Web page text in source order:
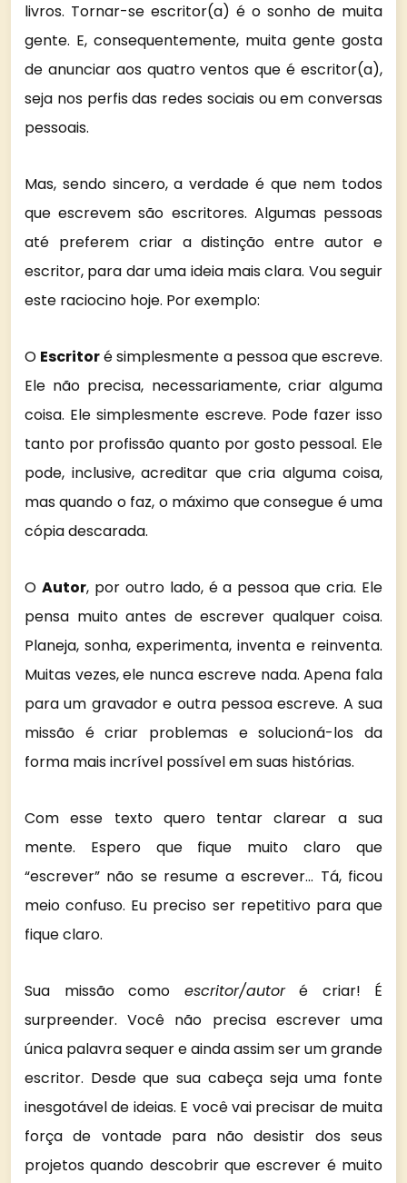
livros. Tornar-se escritor(a) é o sonho de muita
gente. E, consequentemente, muita gente gosta
de anunciar aos quatro ventos que é escritor(a),
seja nos perfis das redes sociais ou em conversas
pessoais.
Mas, sendo sincero, a verdade é que nem todos
que escrevem são escritores. Algumas pessoas
até preferem criar a distinção entre autor e
escritor, para dar uma ideia mais clara. Vou seguir
este raciocino hoje. Por exemplo:
O Escritoré simplesmente a pessoa que escreve.
Ele não precisa, necessariamente, criar alguma
coisa. Ele simplesmente escreve. Pode fazer isso
tanto por profissão quanto por gosto pessoal. Ele
pode, inclusive, acreditar que cria alguma coisa,
mas quando o faz, o máximo que consegue é uma
cópia descarada.
O Autor, por outro lado, é a pessoa que cria. Ele
pensa muito antes de escrever qualquer coisa.
Planeja, sonha, experimenta, inventa e reinventa.
Muitas vezes, ele nunca escreve nada. Apena fala
para um gravador e outra pessoa escreve. A sua
missão é criar problemas e solucioná-los da
forma mais incrível possível em suas histórias.
Com esse texto quero tentar clarear a sua
mente. Espero que fique muito claro que
“escrever” não se resume a escrever… Tá, ficou
meio confuso. Eu preciso ser repetitivo para que
fique claro.
Sua missão como escritor/autoré criar! É
surpreender. Você não precisa escrever uma
única palavra sequer e ainda assim ser um grande
escritor. Desde que sua cabeça seja uma fonte
inesgotável de ideias. E você vai precisar de muita
força de vontade para não desistir dos seus
projetos quando descobrir que escrever é muito